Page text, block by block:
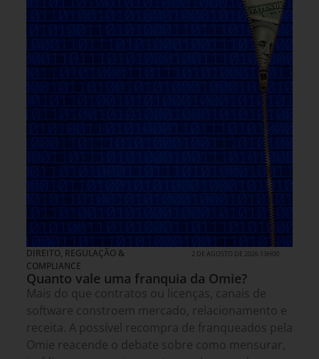
DIREITO, REGULAÇÃO &
COMPLIANCE
2 DE AGOSTO DE 2026 13H00
Quanto vale uma franquia da Omie?
Mais do que contratos ou licenças, canais de
software constroem mercado, relacionamento e
receita. A possível recompra de franqueados pela
Omie reacende o debate sobre como mensurar,